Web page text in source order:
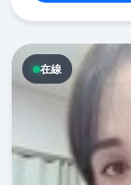
在線